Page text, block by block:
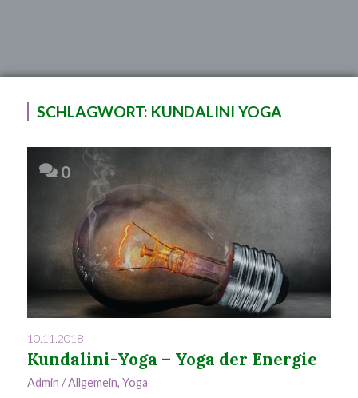
SCHLAGWORT: KUNDALINI YOGA
0
10.11.2018
Kundalini-Yoga – Yoga der Energie
Admin /Allgemein, Yoga